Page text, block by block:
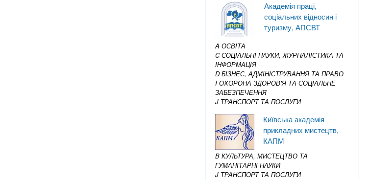
Академія праці,
соціальних відносин і
туризму, АПСВТ
A ОСВІТА
C СОЦІАЛЬНІ НАУКИ, ЖУРНАЛІСТИКА ТА
ІНФОРМАЦІЯ
D БІЗНЕС, АДМІНІСТРУВАННЯ ТА ПРАВО
I ОХОРОНА ЗДОРОВ’Я ТА СОЦІАЛЬНЕ
ЗАБЕЗПЕЧЕННЯ
J ТРАНСПОРТ ТА ПОСЛУГИ
Київська академія
прикладних мистецтв,
КАПМ
B КУЛЬТУРА, МИСТЕЦТВО ТА
ГУМАНІТАРНІ НАУКИ
J ТРАНСПОРТ ТА ПОСЛУГИ